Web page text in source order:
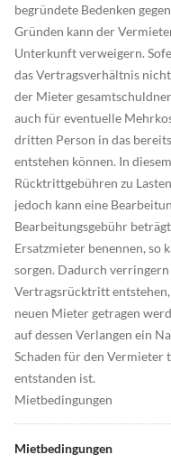
begründete Bedenken
Gründen kann der
Unterkunft verweigern.
das Vertragsverhältnis
der Mieter
auch für eventuelle
dritten Person in das
entstehen können. In
Rücktrittgebühren zu
jedoch kann eine
Bearbeitungsgebühr
Ersatzmieter benennen, so
sorgen. Dadurch
Vertragsrücktritt
neuen Mieter getragen
auf dessen Verlangen ein
Schaden für den Vermieter
entstanden ist.
Mietbedingungen
Mietbedingungen